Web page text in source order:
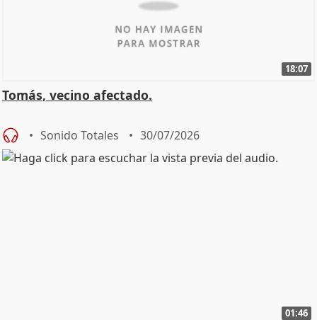
18:07
Tomás, vecino afectado.
Sonido Totales 30/07/2026
01:46